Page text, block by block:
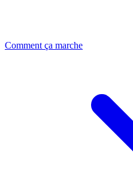
Comment ça marche